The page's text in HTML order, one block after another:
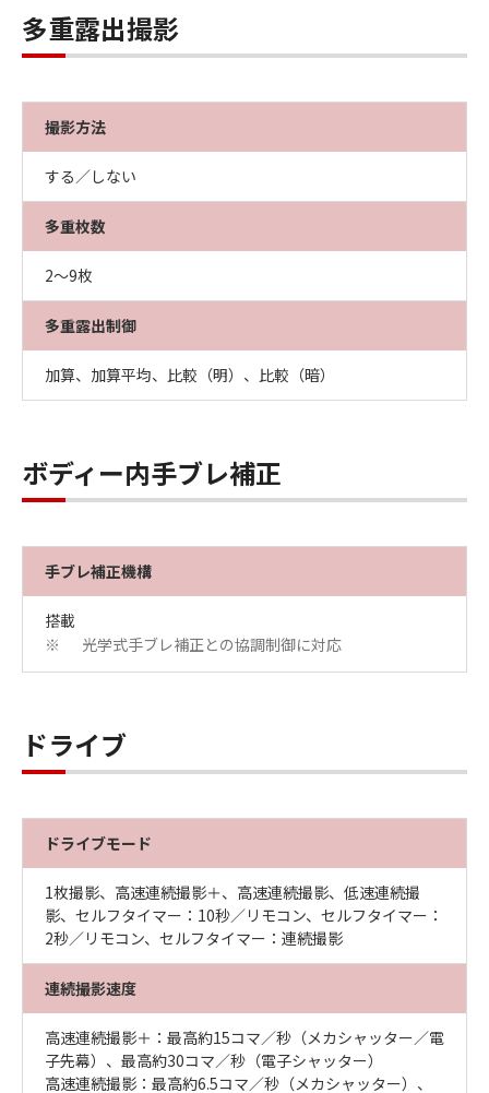
多重露出撮影
撮影方法
する／しない
多重枚数
2～9枚
多重露出制御
加算、加算平均、比較（明）、比較（暗）
ボディー内手ブレ補正
手ブレ補正機構
搭載
※ 光学式手ブレ補正との協調制御に対応
ドライブ
ドライブモード
1枚撮影、高速連続撮影＋、高速連続撮影、低速連続撮
影、セルフタイマー：10秒／リモコン、セルフタイマー：
2秒／リモコン、セルフタイマー：連続撮影
連続撮影速度
高速連続撮影＋：最高約15コマ／秒（メカシャッター／電
子先幕）、最高約30コマ／秒（電子シャッター）
高速連続撮影：最高約6.5コマ／秒（メカシャッター）、